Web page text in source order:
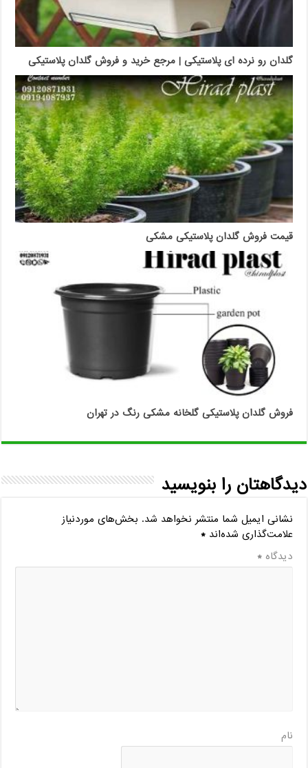
گلدان رو نرده ای پلاستیکی | مرجع خرید و فروش گلدان پلاستیکی
قیمت فروش گلدان پلاستیکی مشکی
فروش گلدان پلاستیکی گلخانه مشکی رنگ در تهران
دیدگاهتان را بنویسید
نشانی ایمیل شما منتشر نخواهد شد. بخش‌های موردنیاز
علامت‌گذاری شده‌اند*
دیدگاه*
نام